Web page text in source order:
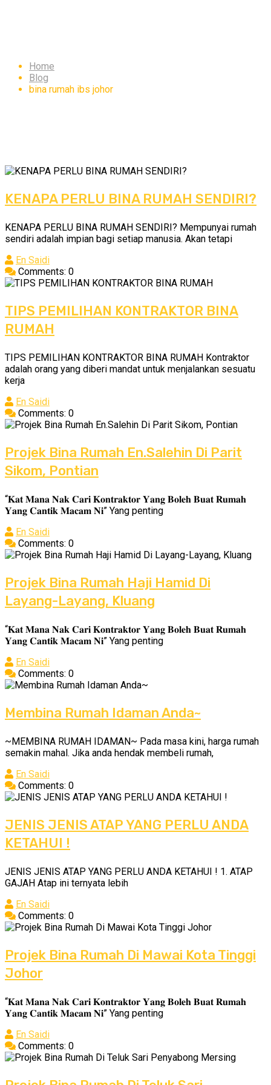
Home
Blog
bina rumah ibs johor
KENAPA PERLU BINA RUMAH SENDIRI?
KENAPA PERLU BINA RUMAH SENDIRI? Mempunyai rumah
sendiri adalah impian bagi setiap manusia. Akan tetapi
En Saidi
Comments: 0
TIPS PEMILIHAN KONTRAKTOR BINA
RUMAH
TIPS PEMILIHAN KONTRAKTOR BINA RUMAH Kontraktor
adalah orang yang diberi mandat untuk menjalankan sesuatu
kerja
En Saidi
Comments: 0
Projek Bina Rumah En.Salehin Di Parit
Sikom, Pontian
“𝐊𝐚𝐭 𝐌𝐚𝐧𝐚 𝐍𝐚𝐤 𝐂𝐚𝐫𝐢 𝐊𝐨𝐧𝐭𝐫𝐚𝐤𝐭𝐨𝐫 𝐘𝐚𝐧𝐠 𝐁𝐨𝐥𝐞𝐡 𝐁𝐮𝐚𝐭 𝐑𝐮𝐦𝐚𝐡
𝐘𝐚𝐧𝐠 𝐂𝐚𝐧𝐭𝐢𝐤 𝐌𝐚𝐜𝐚𝐦 𝐍𝐢” Yang penting
En Saidi
Comments: 0
Projek Bina Rumah Haji Hamid Di
Layang-Layang, Kluang
“𝐊𝐚𝐭 𝐌𝐚𝐧𝐚 𝐍𝐚𝐤 𝐂𝐚𝐫𝐢 𝐊𝐨𝐧𝐭𝐫𝐚𝐤𝐭𝐨𝐫 𝐘𝐚𝐧𝐠 𝐁𝐨𝐥𝐞𝐡 𝐁𝐮𝐚𝐭 𝐑𝐮𝐦𝐚𝐡
𝐘𝐚𝐧𝐠 𝐂𝐚𝐧𝐭𝐢𝐤 𝐌𝐚𝐜𝐚𝐦 𝐍𝐢” Yang penting
En Saidi
Comments: 0
Membina Rumah Idaman Anda~
~MEMBINA RUMAH IDAMAN~ Pada masa kini, harga rumah
semakin mahal. Jika anda hendak membeli rumah,
En Saidi
Comments: 0
JENIS JENIS ATAP YANG PERLU ANDA
KETAHUI !
JENIS JENIS ATAP YANG PERLU ANDA KETAHUI ! 1. ATAP
GAJAH Atap ini ternyata lebih
En Saidi
Comments: 0
Projek Bina Rumah Di Mawai Kota Tinggi
Johor
“𝐊𝐚𝐭 𝐌𝐚𝐧𝐚 𝐍𝐚𝐤 𝐂𝐚𝐫𝐢 𝐊𝐨𝐧𝐭𝐫𝐚𝐤𝐭𝐨𝐫 𝐘𝐚𝐧𝐠 𝐁𝐨𝐥𝐞𝐡 𝐁𝐮𝐚𝐭 𝐑𝐮𝐦𝐚𝐡
𝐘𝐚𝐧𝐠 𝐂𝐚𝐧𝐭𝐢𝐤 𝐌𝐚𝐜𝐚𝐦 𝐍𝐢” Yang penting
En Saidi
Comments: 0